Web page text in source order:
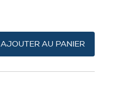
AJOUTER AU PANIER